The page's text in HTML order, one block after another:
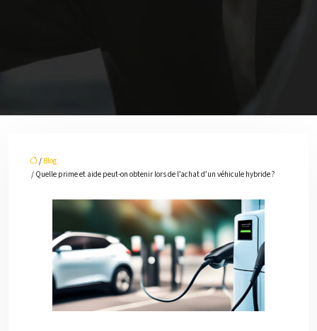
/ Blog
/ Quelle prime et aide peut-on obtenir lors de l’achat d’un véhicule hybride ?